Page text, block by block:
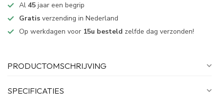
Al 45 jaar een begrip
Gratis verzending in Nederland
Op werkdagen voor 15u besteld zelfde dag verzonden!
PRODUCTOMSCHRIJVING
SPECIFICATIES